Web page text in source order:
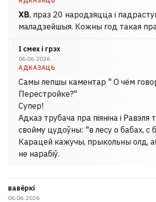
ХВ, праз 20 народзяцца і
маладзейшыя. Кожны год такая
І смех і грэх
06.06.2026
АДКАЗАЦЬ
Самы лепшы каментар " О чём
Перестройке?"
Супер!
Адказ трубача пра піяніна і Равэля
свойму цудоўны: "в лесу о бабах, с
Карацей кажучы, прыкольны олд,
не нарабіў.
вавёркі
06.06.2026